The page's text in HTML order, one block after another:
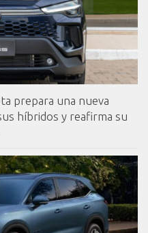
prepara una nueva
híbridos y reafirma su